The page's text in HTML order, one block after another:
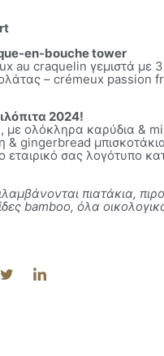
en-bouche tower
au craquelin γεμιστά με
– crémeux passion
2024!
με ολόκληρα καρύδια &
& gingerbread
εταιρικό σας λογότυπο
πιατάκια,
bamboo, όλα